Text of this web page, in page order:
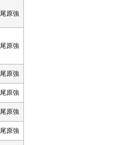
尾原強
尾原強
尾原強
尾原強
尾原強
尾原強